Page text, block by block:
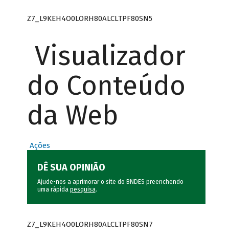
Z7_L9KEH4O0LORH80ALCLTPF80SN5
Visualizador
do Conteúdo
da Web
Ações
DÊ SUA OPINIÃO
Ajude-nos a aprimorar o site do BNDES preenchendo
uma rápida pesquisa.
Z7_L9KEH4O0LORH80ALCLTPF80SN7